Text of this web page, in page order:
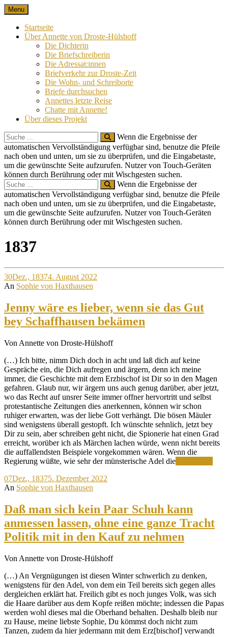
Skip
to
content
Nach 100 Jahren
Annette von Droste-Hülshoff in Briefen
Menu
Startseite
Über Annette von Droste-Hülshoff
Die Dichterin
Die Briefschreiberin
Die Adressat:innen
Briefverkehr zur Droste-Zeit
Die Wohn- und Schreiborte
Briefe durchsuchen
Annettes letzte Reise
Chatte mit Annette!
Über dieses Projekt
Search
for:
Wenn die Ergebnisse der
automatischen Vervollständigung verfügbar sind, benutze die Pfeile
nach oben und unten, um sie zu überprüfen, und die Eingabetaste,
um die gewünschte Seite aufzurufen. Nutzer von Touch-Geräten
können durch Berührung oder mit Wischgesten suchen.
Search
for:
Wenn die Ergebnisse der
automatischen Vervollständigung verfügbar sind, benutze die Pfeile
nach oben und unten, um sie zu überprüfen, und die Eingabetaste,
um die gewünschte Seite aufzurufen. Nutzer von Touch-Geräten
können durch Berührung oder mit Wischgesten suchen.
Site
Overlay
1837
30Dez., 18374. August 2022
An Sophie von Haxthausen
Jenny wäre es lieber, wenn sie das Gut
bey Schaffhausen bekämen
Von Annette von Droste-Hülshoff
(…) Ich bitte, nimm Dich doch in acht und laß dich auf keine
Gespräche ein, die Dich aufregen und ärgern, denn ich meine
immer, die Geschichte mit dem Erzbischof ist Dir so in den Magen
gefahren. Glaub nur, wir ärgern uns auch genug darüber, aber jetzt,
wo das Recht auf unsrer Seite immer offner hervortritt und selbst
protestantische Zeitungen dies anerkennen, können wir schon
ruhiger erwarten, was der liebe Gott verhängt. Die bösen Mäuler
sind wenigstens überall gestopft. Ich wünschte sehnlich, jetzt bey
Dir zu sein, aber schreiben geht nicht, die Spionerie hat einen Grad
erreicht, worüber ich als Märchen lachen würde, wenn nicht bereits
die auffallendsten Beispiele vorgekommen wären. Wenn die
Regierung wüßte, wie sehr der münsterische Adel die
Gut
07Dez., 18375. Dezember 2022
An Sophie von Haxthausen
Daß man sich kein Paar Schuh kann
anmessen lassen, ohne eine ganze Tracht
Politik mit in den Kauf zu nehmen
Von Annette von Droste-Hülshoff
(…) An Vergnügungen ist diesen Winter schwerlich zu denken,
wenigstens für den Adel, von dem ein Teil bereits sich gegen alles
dergleichen erklärt hat. Freilich gibt es noch junges Volk, was sich
die Haare darüber aus dem Kopfe reißen möchte; indessen die Papas
werden wohl dieses mal die Oberhand behalten. Deshalb bleib nur
zu Hause, meine liebste Sophie, Du kömmst doch nicht zum
Tanzen, zudem da hier jedermann mit dem Erz[bischof] verwandt